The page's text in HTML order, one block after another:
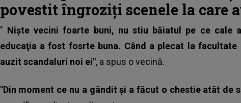
povestit îngroziți scenele la care
" Nişte vecini foarte buni, nu stiu băiatul pe ce cale
educaţia a fost fosrte buna. Când a plecat la
auzit scandaluri noi ei", a spus o vecină.
"Din moment ce nu a gândit și a făcut o chestie atât de